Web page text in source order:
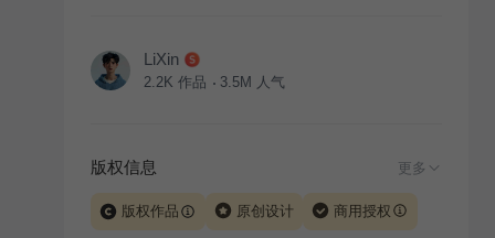
LiXin
2.2K 作品 3.5M 人气
版权信息 更多
版权作品 原创设计 商用授权